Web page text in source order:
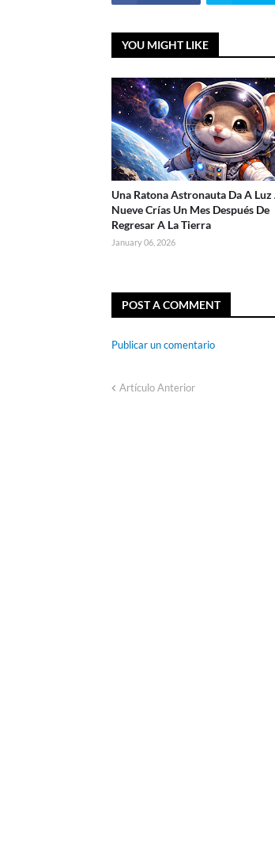
YOU MIGHT LIKE
Una Ratona Astronauta Da A Luz
Nueve Crías Un Mes Después De
Regresar A La Tierra
January 06, 2026
POST A COMMENT
Publicar un comentario
Artículo Anterior